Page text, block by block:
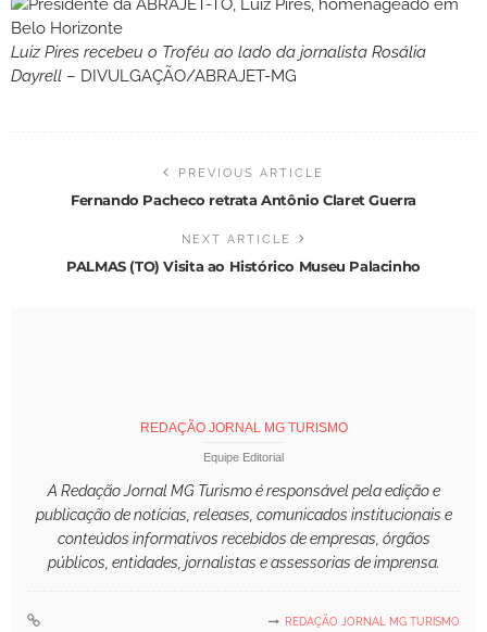
Luiz Pires recebeu o Troféu ao lado da jornalista Rosália
Dayrell – DIVULGAÇÃO/ABRAJET-MG
PREVIOUS ARTICLE
Fernando Pacheco retrata Antônio Claret Guerra
NEXT ARTICLE
PALMAS (TO) Visita ao Histórico Museu Palacinho
REDAÇÃO JORNAL MG TURISMO
Equipe Editorial
A Redação Jornal MG Turismo é responsável pela edição e
publicação de notícias, releases, comunicados institucionais e
conteúdos informativos recebidos de empresas, órgãos
públicos, entidades, jornalistas e assessorias de imprensa.
REDAÇÃO JORNAL MG TURISMO